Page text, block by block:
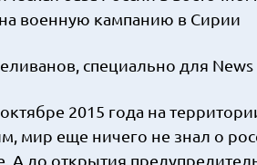
военную кампанию в Сирии
специально для News
2015 года на
мир еще ничего не знал о
А до открытия